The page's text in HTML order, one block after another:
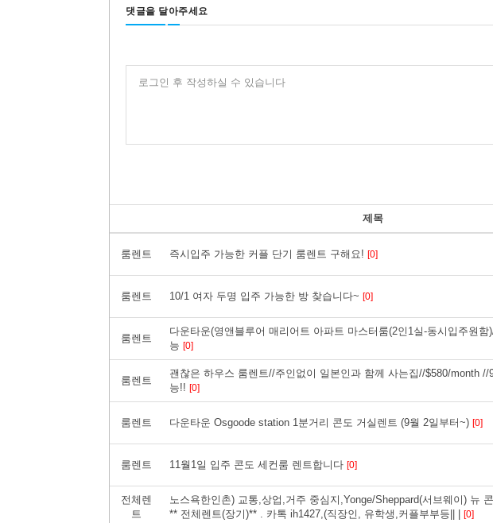
댓글을 달아주세요
로그인 후 작성하실 수 있습니다
제목
룸렌트 즉시입주 가능한 커플 단기 룸렌트 구해요! [0]
룸렌트 10/1 여자 두명 입주 가능한 방 찾습니다~ [0]
룸렌트
다운타운(영앤블루어 매리어트 아파트 마스터룸(2인1실-동시입주원
능 [0]
룸렌트
괜찮은 하우스 룸렌트//주인없이 일본인과 함께 사는집//$580/month //
능!! [0]
룸렌트 다운타운 Osgoode station 1분거리 콘도 거실렌트 (9월 2일부터~) [0]
룸렌트 11월1일 입주 콘도 세컨룸 렌트합니다 [0]
전체렌
트
노스욕한인촌) 교통,상업,거주 중심지,Yonge/Sheppard(서브웨이) 뉴
** 전체렌트(장기)** . 카톡 ih1427,(직장인, 유학생,커플부부등|| |
[0]